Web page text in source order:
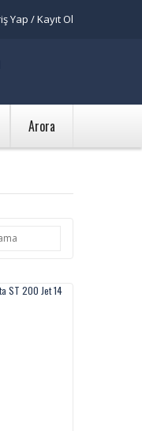
Yap / Kayıt Ol
Arora